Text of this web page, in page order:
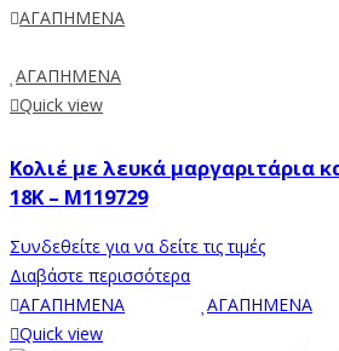
ΑΓΑΠΗΜΕΝΑ
ΑΓΑΠΗΜΕΝΑ
Quick view
Κολιέ με λευκά μαργαριτάρια
18K – M119729
Συνδεθείτε για να δείτε τις τιμές
Διαβάστε περισσότερα
ΑΓΑΠΗΜΕΝΑ
ΑΓΑΠΗΜΕΝΑ
Quick view